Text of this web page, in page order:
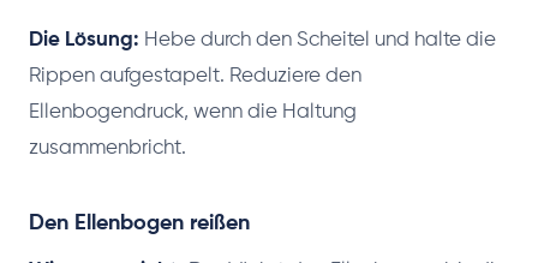
Die Lösung: Hebe durch den Scheitel und halte die
Rippen aufgestapelt. Reduziere den
Ellenbogendruck, wenn die Haltung
zusammenbricht.
Den Ellenbogen reißen